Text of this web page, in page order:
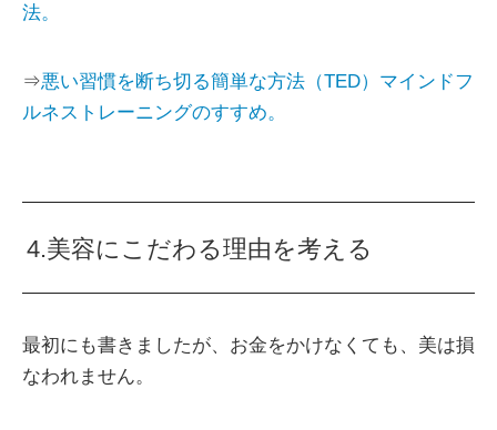
法。
⇒悪い習慣を断ち切る簡単な方法（TED）マインドフ
ルネストレーニングのすすめ。
4.美容にこだわる理由を考える
最初にも書きましたが、お金をかけなくても、美は損
なわれません。